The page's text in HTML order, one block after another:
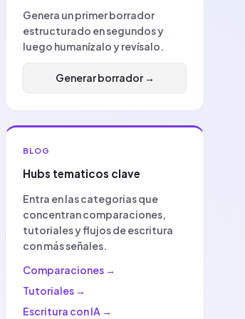
Genera un primer borrador
estructurado en segundos y
luego humanízalo y revísalo.
Generar borrador→
BLOG
Hubs tematicos clave
Entra en las categorias que
concentran comparaciones,
tutoriales y flujos de escritura
con más señales.
Comparaciones →
Tutoriales →
Escritura con IA →